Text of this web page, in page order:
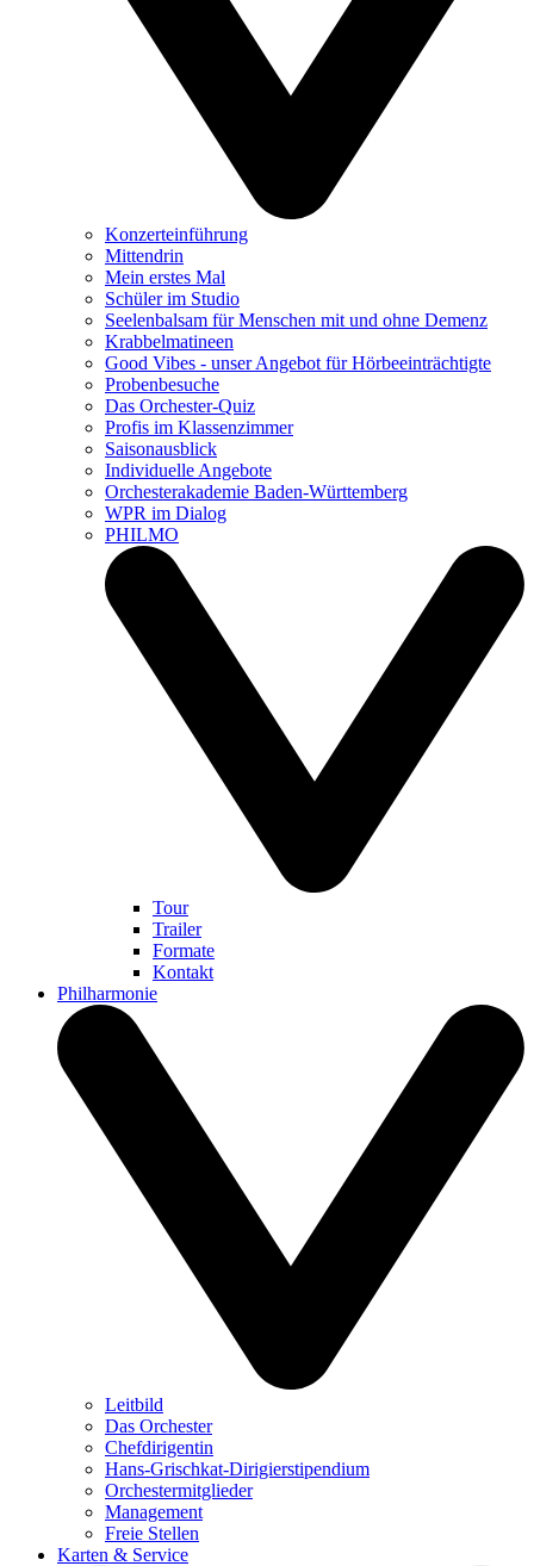
Konzerteinführung
Mittendrin
Mein erstes Mal
Schüler im Studio
Seelenbalsam für Menschen mit und ohne Demenz
Krabbelmatineen
Good Vibes - unser Angebot für Hörbeeinträchtigte
Probenbesuche
Das Orchester-Quiz
Profis im Klassenzimmer
Saisonausblick
Individuelle Angebote
Orchesterakademie Baden-Württemberg
WPR im Dialog
PHILMO
Tour
Trailer
Formate
Kontakt
Philharmonie
Leitbild
Das Orchester
Chefdirigentin
Hans-Grischkat-Dirigierstipendium
Orchestermitglieder
Management
Freie Stellen
Karten & Service